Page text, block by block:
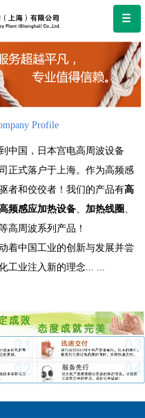
Profile
中国，日本宫电高周波设备
正式落户于上海。作为高频感
者和佼佼者！我们的产品有高
频感应加热设备、 加热线圈 、
高周波系列产品！
着中国工业的创新与发展并尝
工业注入新的理念... ...